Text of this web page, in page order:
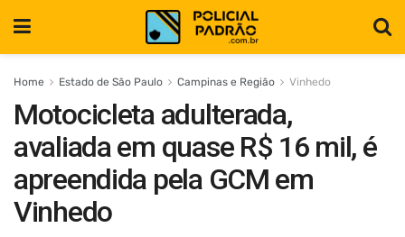
Home Estado de São Paulo Campinas e Região Vinhedo
Motocicleta adulterada,
avaliada em quase R$ 16 mil, é
apreendida pela GCM em
Vinhedo